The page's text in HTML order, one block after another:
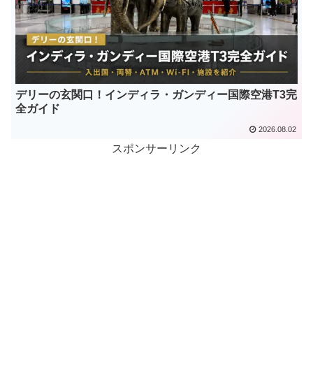
デリーの玄関口！インディラ・ガンディー国際空港T3完
全ガイド
2026.08.02
スポンサーリンク